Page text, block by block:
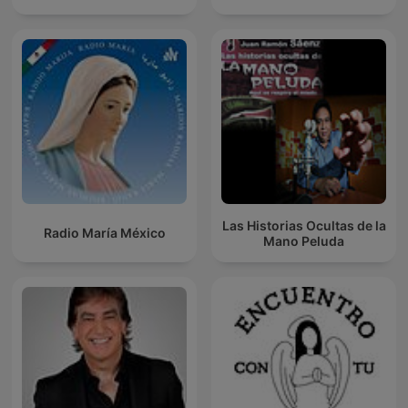
Radio María México
Las Historias Ocultas de la
Mano Peluda